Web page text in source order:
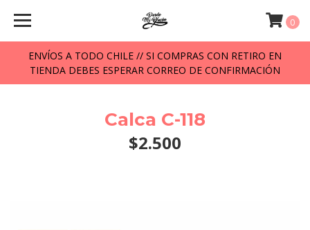
ENVÍOS A TODO CHILE // SI COMPRAS CON RETIRO EN
TIENDA DEBES ESPERAR CORREO DE CONFIRMACIÓN
0
Calca C-118
$2.500